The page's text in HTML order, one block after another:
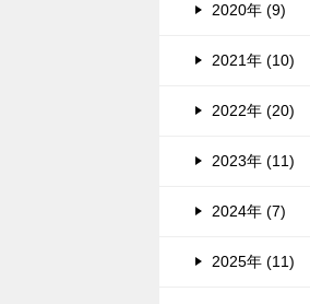
2020年 (9)
2021年 (10)
2022年 (20)
2023年 (11)
2024年 (7)
2025年 (11)